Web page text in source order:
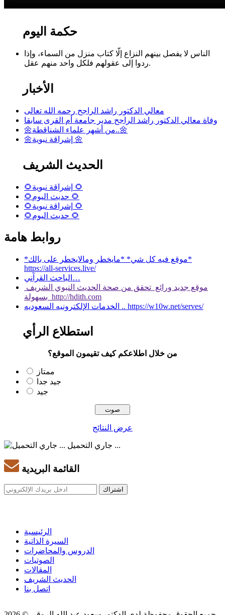
حكمة اليوم
الناس لا يفصل بينهم النزاع إلّا كتاب منزل من السماء، وإذا
ردوا إلى عقولهم فلكل واحد منهم عقل.
الأخبار
معالي الدكتور راشد الراجح رحمه الله تعالى
وفاة معالي الدكتور راشد الراجح مدير جامعة أم القرى سابقا
🌼من أشهر علماء الشناقطة..🌼
🌼إشراقة نبوية 🌼
الحديث الشريف
🌻إشراقة نبوية 🌻
🌻حديث اليوم 🌻
🌻إشراقة نبوية 🌻
🌻حديث اليوم 🌻
روابط هامة
*موقع فيه كل شي* *مايخطر ومالايخطر على بالك*
https://all-services.live/
الباحث القرآني…
موقع جديد ورائع تحقق من صحة الحديث النبوي الشريف
بسهولة http://hdith.com
الخدمات الإلكترونيه السعوديه .. https://w10w.net/serves/
استطلاع الرأي
من خلال اطلاعكم كيف تقيمون الموقع؟
ممتاز
جيد جدا
جيد
عرض النتائج
جاري التحميل ...
القائمة البريدية
الرئيسية
السيرة الذاتية
الدروس والمحاضرات
الصوتيات
المقالات
الحديث الشريف
اتصل بنا